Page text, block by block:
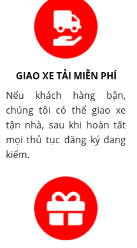
GIAO XE TẢI MIỄN PHÍ
Nếu khách hàng bận,
chúng tôi có thể giao xe
tận nhà, sau khi hoàn tất
mọi thủ tục đăng ký đang
kiểm.